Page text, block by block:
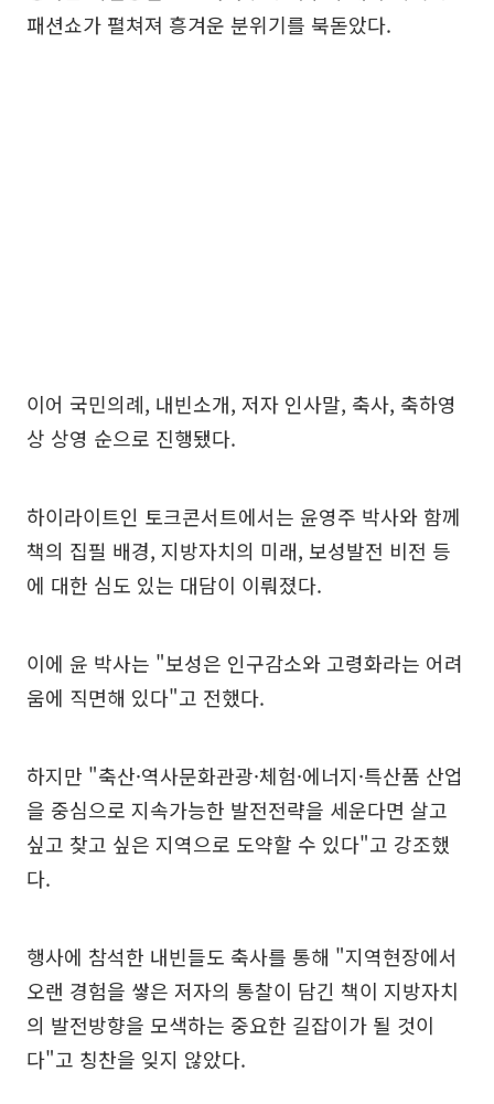
패션쇼가 펼쳐져 흥겨운 분위기를 북돋았다.
이어 국민의례, 내빈소개, 저자 인사말, 축사, 축하영
상 상영 순으로 진행됐다.
하이라이트인 토크콘서트에서는 윤영주 박사와 함께
책의 집필 배경, 지방자치의 미래, 보성발전 비전 등
에 대한 심도 있는 대담이 이뤄졌다.
이에 윤 박사는 "보성은 인구감소와 고령화라는 어려
움에 직면해 있다"고 전했다.
하지만 "축산·역사문화관광·체험·에너지·특산품 산업
을 중심으로 지속가능한 발전전략을 세운다면 살고
싶고 찾고 싶은 지역으로 도약할 수 있다"고 강조했
다.
행사에 참석한 내빈들도 축사를 통해 "지역현장에서
오랜 경험을 쌓은 저자의 통찰이 담긴 책이 지방자치
의 발전방향을 모색하는 중요한 길잡이가 될 것이
다"고 칭찬을 잊지 않았다.